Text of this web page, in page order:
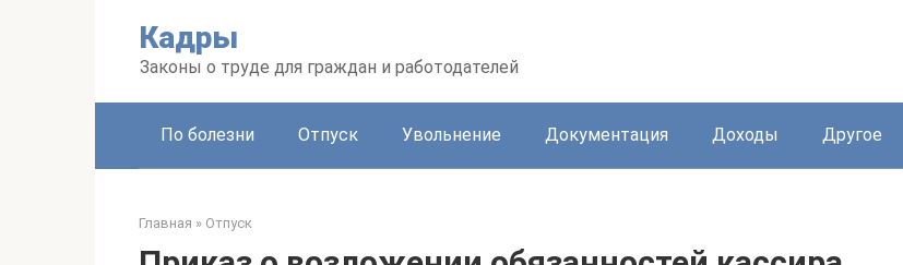
Кадры
Законы о труде для граждан и работодателей
По болезни Отпуск Увольнение Документация Доходы Другое
Главная » Отпуск